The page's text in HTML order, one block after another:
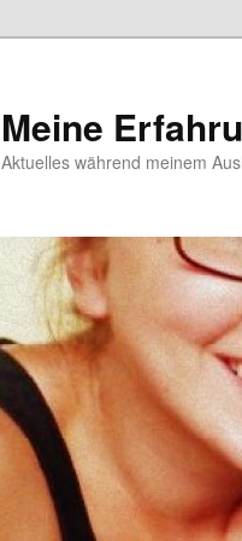
Meine
Aktuelles während meinem